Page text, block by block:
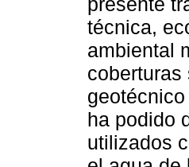
técnica,
ambiental
coberturas
ha podido
utilizados